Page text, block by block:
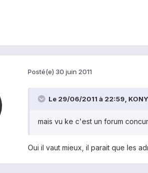
Posté(e) 30 juin 2011
Le 29/06/2011 à 22:59,
mais vu ke c'est un forum
Oui il vaut mieux, il parait que les